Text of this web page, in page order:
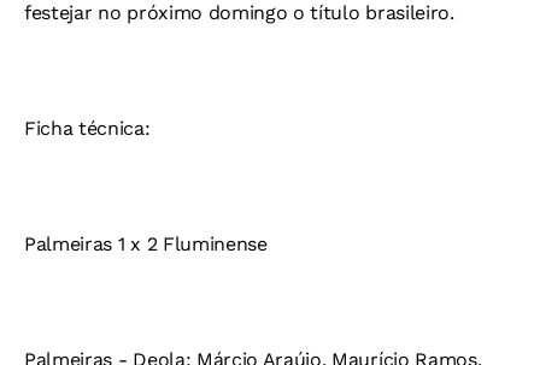
festejar no próximo domingo o título brasileiro.
Ficha técnica:
Palmeiras 1 x 2 Fluminense
Palmeiras - Deola; Márcio Araújo, Maurício Ramos,